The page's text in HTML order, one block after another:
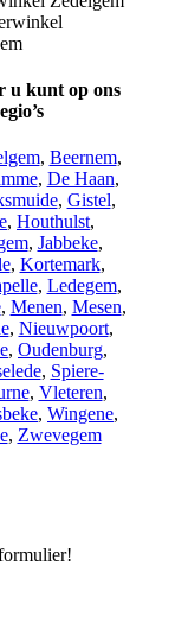
u kunt op ons
, Beernem,
, De Haan,
, Gistel,
, Houthulst,
, Jabbeke,
, Kortemark,
, Ledegem,
, Menen, Mesen,
, Nieuwpoort,
, Oudenburg,
, Spiere-
, Vleteren,
, Wingene,
, Zwevegem